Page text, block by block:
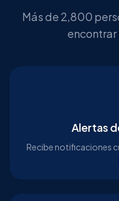
Más de 2,800
encontrar
Alertas
Recibe notificaciones